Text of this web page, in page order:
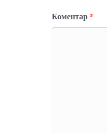
Коментар *